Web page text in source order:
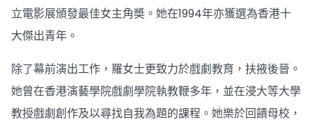
立電影展頒發最佳女主角奬。她在1994年亦獲選為香港十
大傑出青年。
除了幕前演出工作，羅女士更致力於戲劇教育，扶掖後晉。
她曾在香港演藝學院戲劇學院執教鞭多年，並在浸大等大學
教授戲劇創作及以尋找自我為題的課程。她樂於回饋母校，